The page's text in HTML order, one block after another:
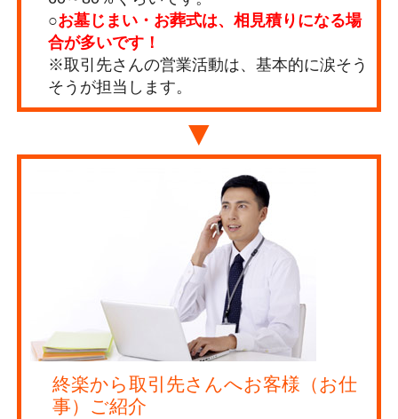
○お墓じまい・お葬式は、相見積りになる場
合が多いです！
※取引先さんの営業活動は、基本的に涙そう
そうが担当します。
▼
終楽から取引先さんへお客様（お仕
事）ご紹介